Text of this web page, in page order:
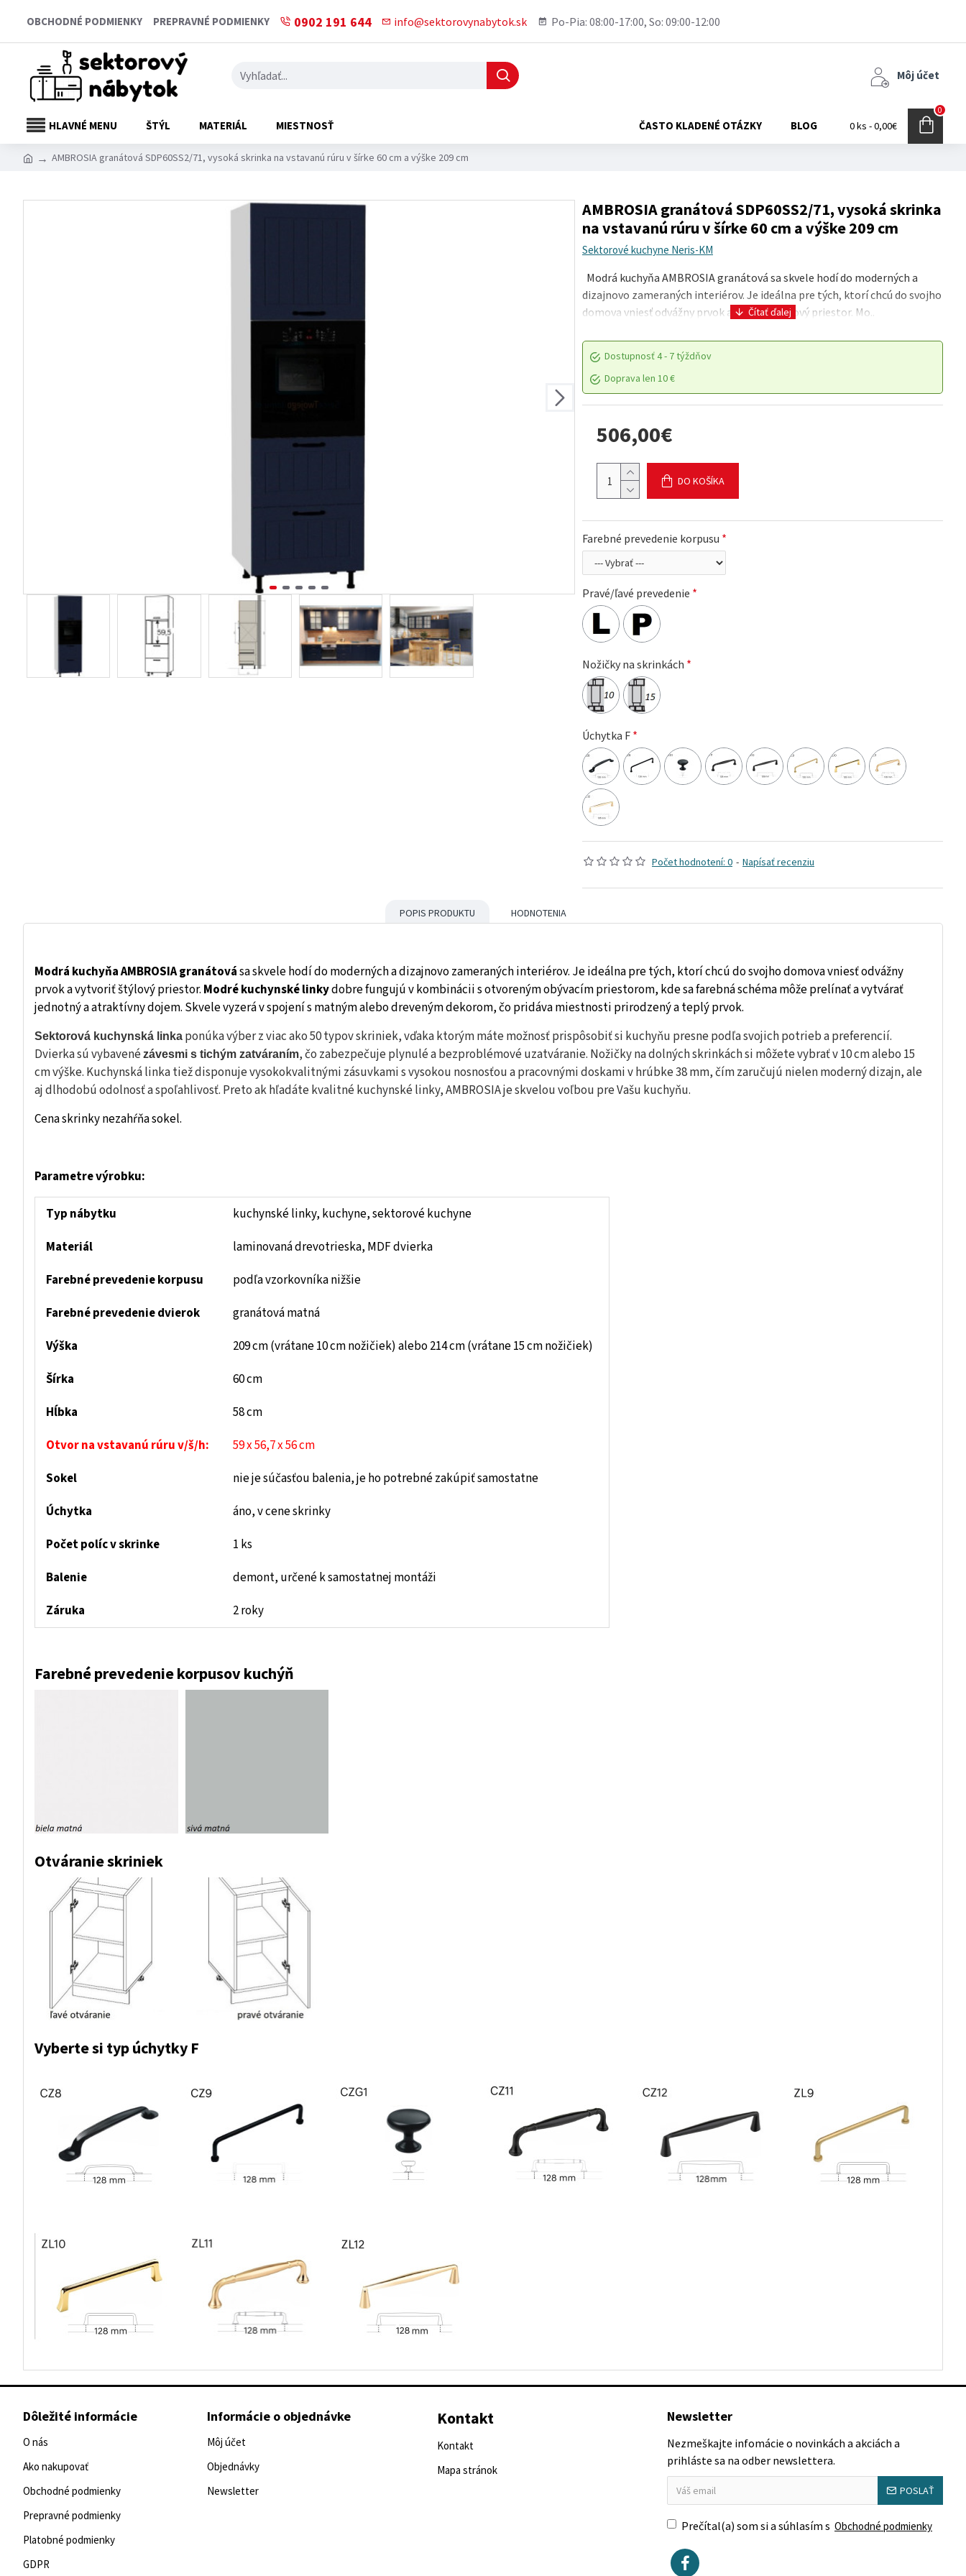
OBCHODNÉ PODMIENKY PREPRAVNÉ PODMIENKY 0902 191 644 info@sektorovynabytok.sk Po-Pia: 08:00-17:00, So: 09:00-12:00
Môj účet
HLAVNÉ MENU ŠTÝL MATERIÁL MIESTNOSŤ ČASTO KLADENÉ OTÁZKY BLOG 0 ks - 0,00€
0
AMBROSIA granátová SDP60SS2/71, vysoká skrinka na vstavanú rúru v šírke 60 cm a výške 209 cm
AMBROSIA granátová SDP60SS2/71, vysoká skrinka
na vstavanú rúru v šírke 60 cm a výške 209 cm
Sektorové kuchyne Neris-KM
Modrá kuchyňa AMBROSIA granátová sa skvele hodí do moderných a
dizajnovo zameraných interiérov. Je ideálna pre tých, ktorí chcú do svojho
domova vniesť odvážny prvok a vytvoriť štýlový priestor. Mo..
Dostupnosť4 - 7 týždňov
Doprava len 10 €
Počet hodnotení: 0 - Napísať recenziu
506,00€
Farebné prevedenie korpusu
Pravé/ľavé prevedenie
Nožičky na skrinkách
Úchytka F
DO KOŠÍKA
POPIS PRODUKTU HODNOTENIA
Modrá kuchyňa AMBROSIA granátovása skvele hodí do moderných a dizajnovo zameraných interiérov. Je ideálna pre tých, ktorí chcú do svojho domova vniesť odvážny
prvok a vytvoriť štýlový priestor. Modré kuchynské linkydobre fungujú v kombinácii s otvoreným obývacím priestorom, kde sa farebná schéma môže prelínať a vytvárať
jednotný a atraktívny dojem. Skvele vyzerá v spojení s matným alebo dreveným dekorom, čo pridáva miestnosti prirodzený a teplý prvok.
Sektorová kuchynská linka ponúka výber z viac ako 50 typov skriniek, vďaka ktorým máte možnosť prispôsobiť si kuchyňu presne podľa svojich potrieb a preferencií.
Dvierka sú vybavenézávesmi s tichým zatváraním, čo zabezpečuje plynulé a bezproblémové uzatváranie. Nožičky na dolných skrinkách si môžete vybrať v 10 cm alebo 15
cm výške. Kuchynská linka tiež disponuje vysokokvalitnými zásuvkami s vysokou nosnosťou a pracovnými doskami v hrúbke 38 mm, čím zaručujú nielen moderný dizajn, ale
aj dlhodobú odolnosť a spoľahlivosť. Preto ak hľadáte kvalitné kuchynské linky, AMBROSIA je skvelou voľbou pre Vašu kuchyňu.
Cena skrinky nezahŕňa sokel.
Parametre výrobku:
Typ nábytku
kuchynské linky, kuchyne, sektorové kuchyne
Materiál
laminovaná drevotrieska, MDF dvierka
Farebné prevedenie korpusu
podľa vzorkovníka nižšie
Farebné prevedenie dvierok
granátová matná
Výška
209 cm (vrátane 10 cm nožičiek) alebo 214 cm (vrátane 15 cm nožičiek)
Šírka
60 cm
Hĺbka
58 cm
Otvor na vstavanú rúru v/š/h:
59 x 56,7 x 56 cm
Sokel
nie je súčasťou balenia, je ho potrebné zakúpiť samostatne
Úchytka
áno, v cene skrinky
Počet políc v skrinke
1 ks
Balenie
demont, určené k samostatnej montáži
Záruka
2 roky
Farebné prevedenie korpusov kuchýň
Otváranie skriniek
Vyberte si typ úchytky F
Dôležité informácie
O nás
Ako nakupovať
Obchodné podmienky
Prepravné podmienky
Platobné podmienky
GDPR
Informácie o objednávke
Môj účet
Objednávky
Newsletter
Kontakt
Kontakt
Mapa stránok
Newsletter
Nezmeškajte infomácie o novinkách a akciách a
prihláste sa na odber newslettera.
POSLAŤ
Prečítal(a) som si a súhlasím s Obchodné podmienky